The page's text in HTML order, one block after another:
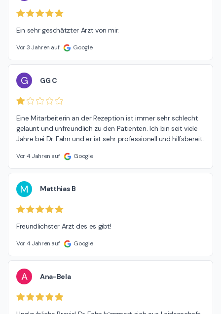
Ein sehr geschätzter Arzt von mir.
Vor 3 Jahren auf Google
G GG C
Eine Mitarbeiterin an der Rezeption ist immer sehr schlecht
gelaunt und unfreundlich zu den Patienten. Ich bin seit viele
Jahre bei Dr. Fahn und er ist sehr professionell und hilfsbereit.
Vor 4 Jahren auf Google
M Matthias B
Freundlichster Arzt des es gibt!
Vor 4 Jahren auf Google
A Ana-Bela